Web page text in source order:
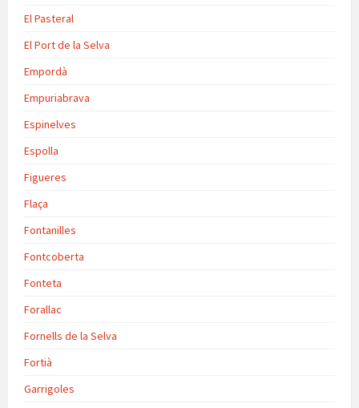
El Pasteral
El Port de la Selva
Empordà
Empuriabrava
Espinelves
Espolla
Figueres
Flaça
Fontanilles
Fontcoberta
Fonteta
Forallac
Fornells de la Selva
Fortià
Garrigoles